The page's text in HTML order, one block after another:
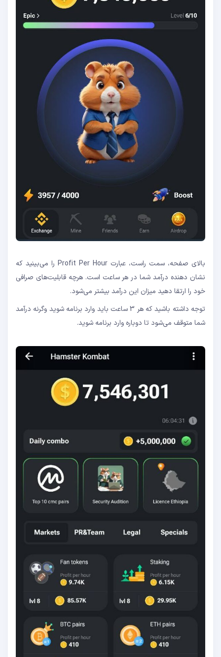
بالای صفحه، سمت راست، عبارت Profit Per Hour را می‌بینید که
نشان دهنده درآمد شما در هر ساعت است. هرچه قابلیت‌های صرافی
خود را ارتقا دهید میزان این درآمد بیشتر می‌شود.
توجه داشته باشید که هر 3 ساعت باید وارد برنامه شوید وگرنه درآمد
شما متوقف می‌شود تا دوباره وارد برنامه شوید.